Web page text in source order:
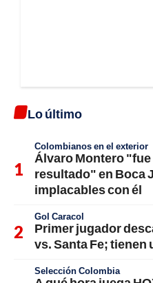
Lo último
Colombianos en el exterior
Álvaro Montero
resultado" en Boca
implacables con él
Gol Caracol
Primer jugador
vs. Santa Fe; tienen
Selección Colombia